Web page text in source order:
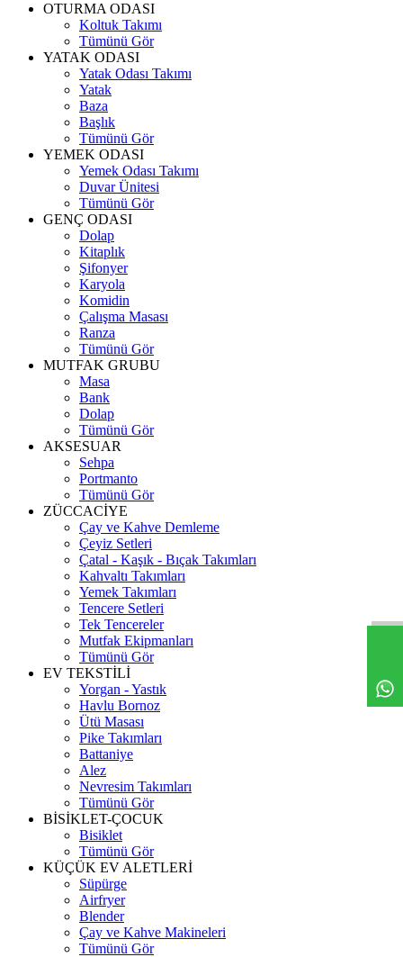
OTURMA ODASI
Koltuk Takımı
Tümünü Gör
YATAK ODASI
Yatak Odası Takımı
Yatak
Baza
Başlık
Tümünü Gör
YEMEK ODASI
Yemek Odası Takımı
Duvar Ünitesi
Tümünü Gör
GENÇ ODASI
Dolap
Kitaplık
Şifonyer
Karyola
Komidin
Çalışma Masası
Ranza
Tümünü Gör
MUTFAK GRUBU
Masa
Bank
Dolap
Tümünü Gör
AKSESUAR
Sehpa
Portmanto
Tümünü Gör
ZÜCCACİYE
Çay ve Kahve Demleme
Çeyiz Setleri
Çatal - Kaşık - Bıçak Takımları
Kahvaltı Takımları
Yemek Takımları
Tencere Setleri
Tek Tencereler
Mutfak Ekipmanları
Tümünü Gör
EV TEKSTİLİ
Yorgan - Yastık
Havlu Bornoz
Ütü Masası
Pike Takımları
Battaniye
Alez
Nevresim Takımları
Tümünü Gör
BİSİKLET-ÇOCUK
Bisiklet
Tümünü Gör
KÜÇÜK EV ALETLERİ
Süpürge
Airfryer
Blender
Çay ve Kahve Makineleri
Tümünü Gör